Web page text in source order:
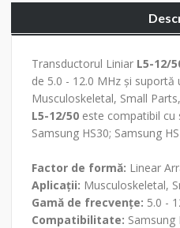
Transductorul Liniar L5-12/
de 5.0 - 12.0 MHz și
Musculoskeletal, Small
L5-12/50 este compatibil cu
Samsung HS30; Samsung
Factor de formă: Linear
Aplicații: Musculoskeletal,
Gamă de frecvențe: 5.0 -
Compatibilitate: Samsung